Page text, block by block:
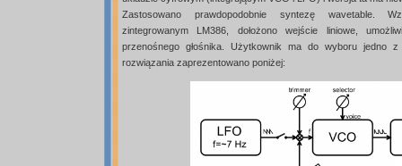
Zastosowano prawdopodobnie syntezę wavetable.
zintegrowanym LM386, dołożono wejście liniowe,
przenośnego głośnika. Użytkownik ma do wyboru jedno
rozwiązania zaprezentowano poniżej: